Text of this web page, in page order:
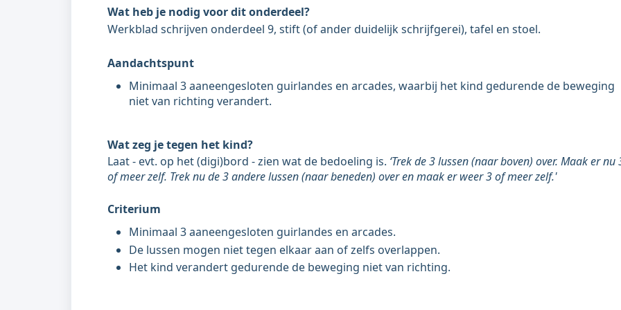
Wat heb je nodig voor dit onderdeel?
Werkblad schrijven onderdeel 9, stift (of ander duidelijk schrijfgerei), tafel en stoel.
Aandachtspunt
Minimaal 3 aaneengesloten guirlandes en arcades, waarbij het kind gedurende de beweging
niet van richting verandert.
Wat zeg je tegen het kind?
Laat - evt. op het (digi)bord - zien wat de bedoeling is. ‘Trek de 3 lussen (naar boven) over. Maak er nu
of meer zelf. Trek nu de 3 andere lussen (naar beneden) over en maak er weer 3 of meer zelf.'
Criterium
Minimaal 3 aaneengesloten guirlandes en arcades.
De lussen mogen niet tegen elkaar aan of zelfs overlappen.
Het kind verandert gedurende de beweging niet van richting.